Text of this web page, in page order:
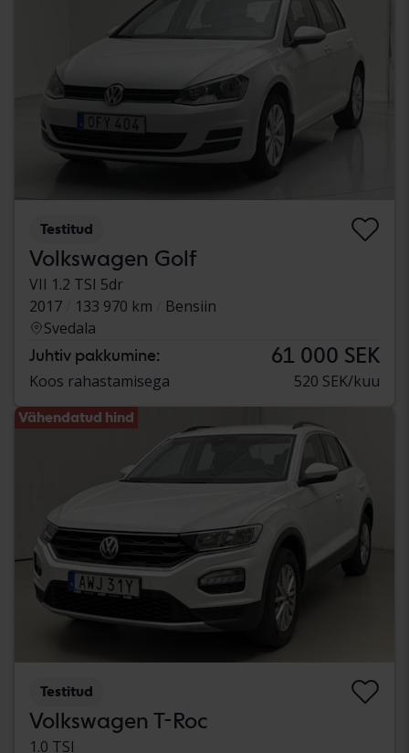
Testitud
Volkswagen Golf
VII 1.2 TSI 5dr
2017
133 970 km
Bensiin
Svedala
Juhtiv pakkumine: 61 000 SEK
Koos rahastamisega 520 SEK/kuu
Vähendatud hind
Testitud
Volkswagen T-Roc
1.0 TSI